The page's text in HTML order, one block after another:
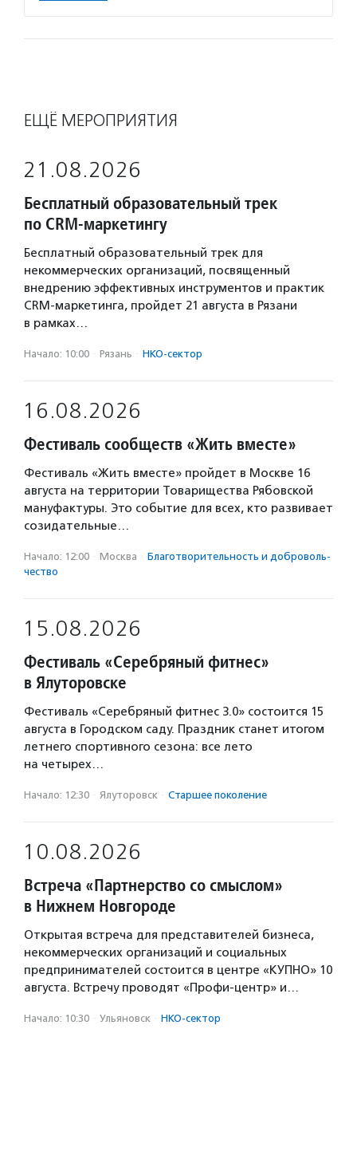
ЕЩЁ МЕРОПРИЯТИЯ
21.08.2026
Бесплатный образовательный трек
по CRM-маркетингу
Бесплатный образовательный трек для
некоммерческих организаций, посвященный
внедрению эффективных инструментов и практик
CRM-маркетинга, пройдет 21 августа в Рязани
в рамках…
Начало: 10:00 · Рязань · НКО-сектор
16.08.2026
Фестиваль сообществ «Жить вместе»
Фестиваль «Жить вместе» пройдет в Москве 16
августа на территории Товарищества Рябовской
мануфактуры. Это событие для всех, кто развивает
созидательные…
Начало: 12:00 · Москва · Благотвори­тель­ность и доброволь­
чест­во
15.08.2026
Фестиваль «Серебряный фитнес»
в Ялуторовске
Фестиваль «Серебряный фитнес 3.0» состоится 15
августа в Городском саду. Праздник станет итогом
летнего спортивного сезона: все лето
на четырех…
Начало: 12:30 · Ялуторовск · Старшее поколение
10.08.2026
Встреча «Партнерство со смыслом»
в Нижнем Новгороде
Открытая встреча для представителей бизнеса,
некоммерческих организаций и социальных
предпринимателей состоится в центре «КУПНО» 10
августа. Встречу проводят «Профи-центр» и…
Начало: 10:30 · Ульяновск · НКО-сектор